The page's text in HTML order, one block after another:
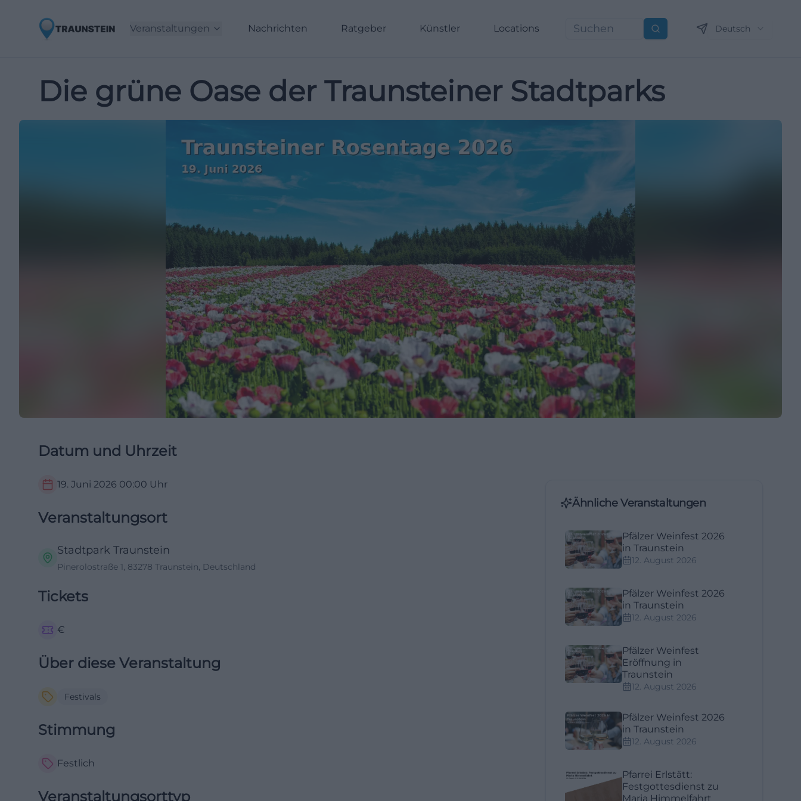
Veranstaltungen Nachrichten Ratgeber Künstler Locations Suchen Deutsch
Die grüne Oase der Traunsteiner Stadtparks
Datum und Uhrzeit
19. Juni 2026 00:00 Uhr
Veranstaltungsort
Stadtpark Traunstein
Pinerolostraße 1, 83278 Traunstein, Deutschland
Tickets
€
Über diese Veranstaltung
Festivals
Stimmung
Festlich
Veranstaltungsorttyp
Ähnliche Veranstaltungen
Pfälzer Weinfest 2026
in Traunstein
12. August 2026
Pfälzer Weinfest 2026
in Traunstein
12. August 2026
Pfälzer Weinfest
Eröffnung in
Traunstein
12. August 2026
Pfälzer Weinfest 2026
in Traunstein
12. August 2026
Pfarrei Erlstätt:
Festgottesdienst zu
Maria Himmelfahrt